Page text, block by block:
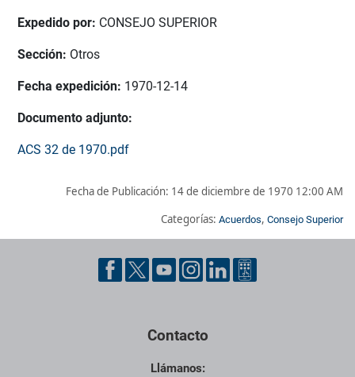
Expedido por: CONSEJO SUPERIOR
Sección: Otros
Fecha expedición: 1970-12-14
Documento adjunto:
ACS 32 de 1970.pdf
Fecha de Publicación: 14 de diciembre de 1970 12:00 AM
Categorías: Acuerdos, Consejo Superior
Pie de página con información de contacto, redes sociales y
Contacto
Llámanos: